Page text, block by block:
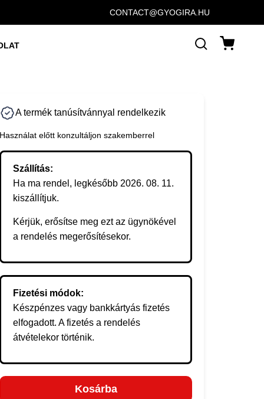
CONTACT@GYOGIRA.HU
A termék tanúsítvánnyal rendelkezik
Használat előtt konzultáljon szakemberrel
Szállítás:
Ha ma rendel, legkésőbb 2026. 08. 11.
kiszállítjuk.
Kérjük, erősítse meg ezt az ügynökével
a rendelés megerősítésekor.
Fizetési módok:
Készpénzes vagy bankkártyás fizetés
elfogadott. A fizetés a rendelés
átvételekor történik.
Kosárba